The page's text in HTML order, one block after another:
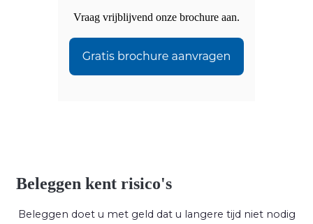
Vraag vrijblijvend onze brochure aan.
Beleggen kent risico's
Beleggen doet u met geld dat u langere tijd niet nodig